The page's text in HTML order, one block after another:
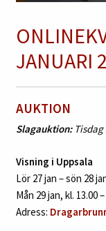
JANUARI
AUKTION
Slagauktion:
Visning i Uppsala
Lör 27 jan – sön 28
Mån 29 jan, kl. 13.00
Adress: